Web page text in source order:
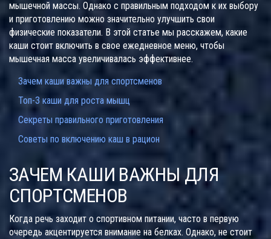
мышечной массы. Однако с правильным подходом к их выбору
и приготовлению можно значительно улучшить свои
физические показатели. В этой статье мы расскажем, какие
каши стоит включить в свое ежедневное меню, чтобы
мышечная масса увеличивалась эффективнее.
Зачем каши важны для спортсменов
Топ-3 каши для роста мышц
Секреты правильного приготовления
Советы по включению каш в рацион
ЗАЧЕМ КАШИ ВАЖНЫ ДЛЯ
СПОРТСМЕНОВ
Когда речь заходит о спортивном питании, часто в первую
очередь акцентируется внимание на белках. Однако, не стоит